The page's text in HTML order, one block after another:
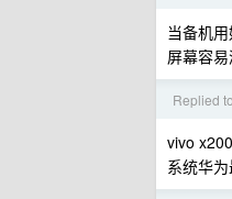
当备机用
屏幕容易
Replied
vivo
系统华